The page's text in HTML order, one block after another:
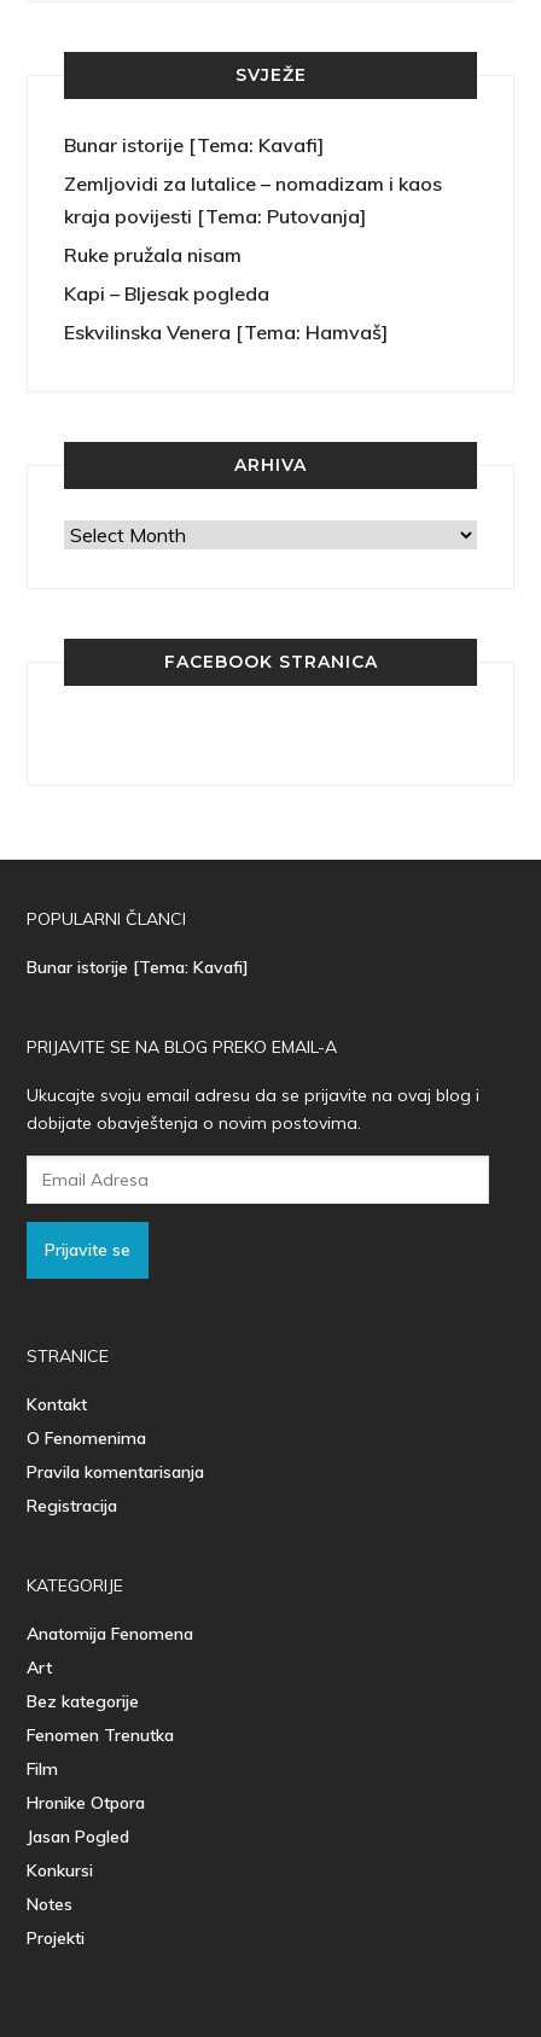
SVJEŽE
Bunar istorije [Tema: Kavafi]
Zemljovidi za lutalice – nomadizam i kaos
kraja povijesti [Tema: Putovanja]
Ruke pružala nisam
Kapi – Bljesak pogleda
Eskvilinska Venera [Tema: Hamvaš]
ARHIVA
Arhiva
FACEBOOK STRANICA
POPULARNI ČLANCI
Bunar istorije [Tema: Kavafi]
PRIJAVITE SE NA BLOG PREKO EMAIL-A
Ukucajte svoju email adresu da se prijavite na ovaj blog i
dobijate obavještenja o novim postovima.
Prijavite se
STRANICE
Kontakt
O Fenomenima
Pravila komentarisanja
Registracija
KATEGORIJE
Anatomija Fenomena
Art
Bez kategorije
Fenomen Trenutka
Film
Hronike Otpora
Jasan Pogled
Konkursi
Notes
Projekti